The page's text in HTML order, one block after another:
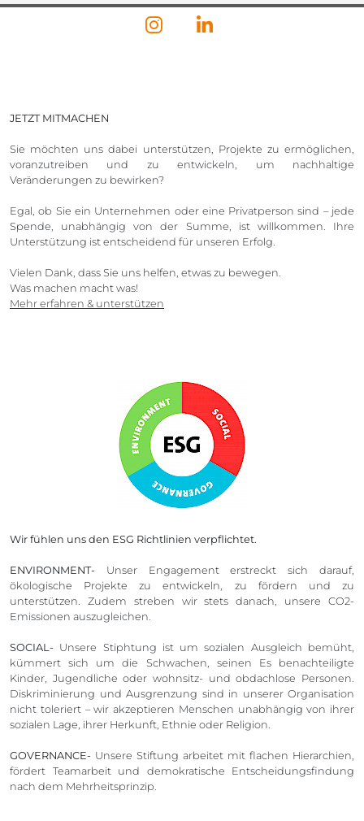
JETZT MITMACHEN
Sie möchten uns dabei unterstützen, Projekte zu ermöglichen,
voranzutreiben und zu entwickeln, um nachhaltige
Veränderungen zu bewirken?
Egal, ob Sie ein Unternehmen oder eine Privatperson sind – jede
Spende, unabhängig von der Summe, ist willkommen. Ihre
Unterstützung ist entscheidend für unseren Erfolg.
Vielen Dank, dass Sie uns helfen, etwas zu bewegen.
Was machen macht was!
Mehr erfahren & unterstützen
Wir fühlen uns den ESG Richtlinien verpflichtet.
ENVIRONMENT- Unser Engagement erstreckt sich darauf,
ökologische Projekte zu entwickeln, zu fördern und zu
unterstützen. Zudem streben wir stets danach, unsere CO2-
Emissionen auszugleichen.
SOCIAL- Unsere Stiphtung ist um sozialen Ausgleich bemüht,
kümmert sich um die Schwachen, seinen Es benachteiligte
Kinder, Jugendliche oder wohnsitz- und obdachlose Personen.
Diskriminierung und Ausgrenzung sind in unserer Organisation
nicht toleriert – wir akzeptieren Menschen unabhängig von ihrer
sozialen Lage, ihrer Herkunft, Ethnie oder Religion.
GOVERNANCE- Unsere Stiftung arbeitet mit flachen Hierarchien,
fördert Teamarbeit und demokratische Entscheidungsfindung
nach dem Mehrheitsprinzip.